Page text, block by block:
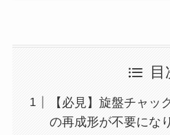
目
【必見】旋盤チャッ
の再成形が不要にな